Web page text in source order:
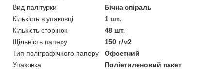
Вид палітурки
Бічна спіраль
Кількість в упаковці
1 шт.
Кількість сторінок
48 шт.
Щільність паперу
150 г/м2
Тип поліграфічного паперу
Офсетний
Упаковка
Поліетиленовий пакет